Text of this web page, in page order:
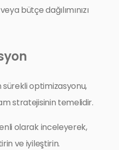
bütçe dağılımınızı
sürekli optimizasyonu,
stratejisinin temelidir.
olarak inceleyerek,
ve iyileştirin.